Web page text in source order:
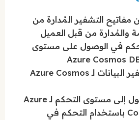
مفاتيح التشفير المُدارة من
والمُدارة من قبل العميل
في الوصول على مستوى
تكوين تشفير البيانات لـ Azure Cosmos
إدارة الوصول إلى مستوى التحكم لـ Azure
Cosmos DB باستخدام التحكم في